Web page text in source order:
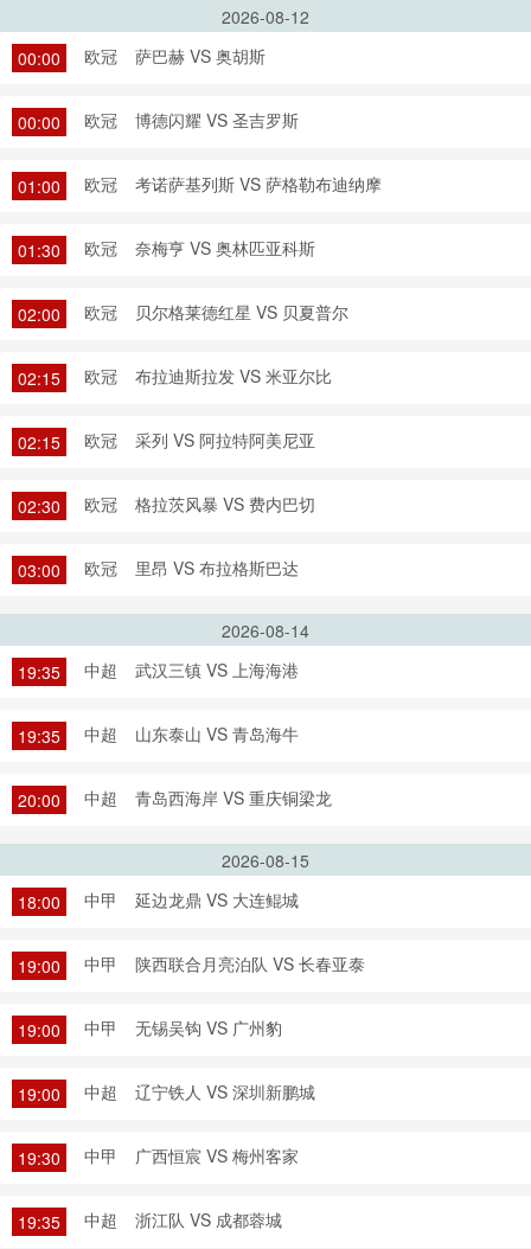
2026-08-12
00:00
欧冠 萨巴赫 VS 奥胡斯
00:00 欧冠 博德闪耀 VS 圣吉罗斯
01:00 欧冠 考诺萨基列斯 VS 萨格勒布迪纳摩
01:30 欧冠 奈梅亨 VS 奥林匹亚科斯
02:00 欧冠 贝尔格莱德红星 VS 贝夏普尔
02:15 欧冠 布拉迪斯拉发 VS 米亚尔比
02:15 欧冠 采列 VS 阿拉特阿美尼亚
02:30 欧冠 格拉茨风暴 VS 费内巴切
03:00 欧冠 里昂 VS 布拉格斯巴达
2026-08-14
19:35
中超 武汉三镇 VS 上海海港
19:35 中超 山东泰山 VS 青岛海牛
20:00 中超 青岛西海岸 VS 重庆铜梁龙
2026-08-15
18:00
中甲 延边龙鼎 VS 大连鲲城
19:00 中甲 陕西联合月亮泊队 VS 长春亚泰
19:00 中甲 无锡吴钩 VS 广州豹
19:00 中超 辽宁铁人 VS 深圳新鹏城
19:30 中甲 广西恒宸 VS 梅州客家
19:35 中超 浙江队 VS 成都蓉城